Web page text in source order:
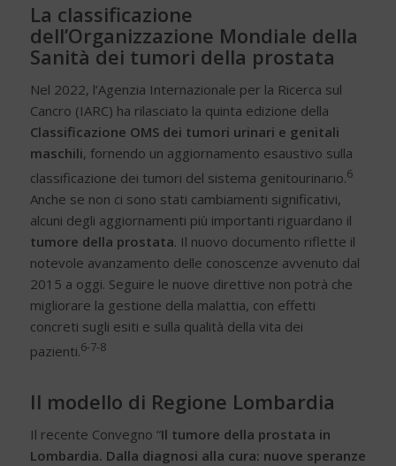
La classificazione
dell’Organizzazione Mondiale della
Sanità dei tumori della prostata
Nel 2022, l’Agenzia Internazionale per la Ricerca sul
Cancro (IARC) ha rilasciato la quinta edizione della
Classificazione OMS dei tumori urinari e genitali
maschili, fornendo un aggiornamento esaustivo sulla
classificazione dei tumori del sistema genitourinario.6
Anche se non ci sono stati cambiamenti significativi,
alcuni degli aggiornamenti più importanti riguardano il
tumore della prostata. Il nuovo documento riflette il
notevole avanzamento delle conoscenze avvenuto dal
2015 a oggi. Seguire le nuove direttive non potrà che
migliorare la gestione della malattia, con effetti
concreti sugli esiti e sulla qualità della vita dei
pazienti.6-7-8
Il modello di Regione Lombardia
Il recente Convegno “Il tumore della prostata in
Lombardia. Dalla diagnosi alla cura: nuove speranze